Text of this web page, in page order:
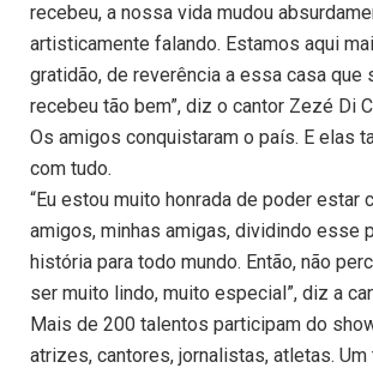
recebeu, a nossa vida mudou
artisticamente falando. Estamos aqui
gratidão, de reverência a essa casa que
recebeu tão bem”, diz o cantor Zezé Di
Os amigos conquistaram o país. E elas
com tudo.
“Eu estou muito honrada de poder estar
amigos, minhas amigas, dividindo esse
história para todo mundo. Então, não
ser muito lindo, muito especial”, diz a
Mais de 200 talentos participam do
atrizes, cantores, jornalistas, atletas. Um